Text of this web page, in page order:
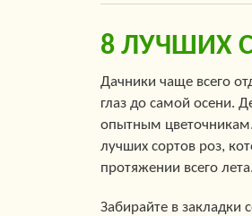
8 ЛУЧШИХ
Дачники чаще всего
глаз до самой осени.
опытным
лучших сортов роз,
протяжении всего лета.
Забирайте в закладки